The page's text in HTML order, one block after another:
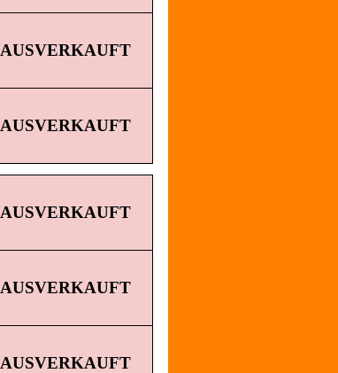
AUSVERKAUFT
AUSVERKAUFT
AUSVERKAUFT
AUSVERKAUFT
AUSVERKAUFT